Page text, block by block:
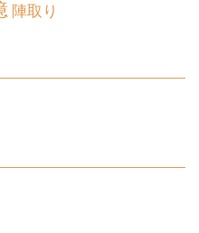
陣取り